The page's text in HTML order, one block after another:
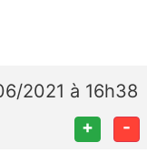
2021 à 16h38
+ -